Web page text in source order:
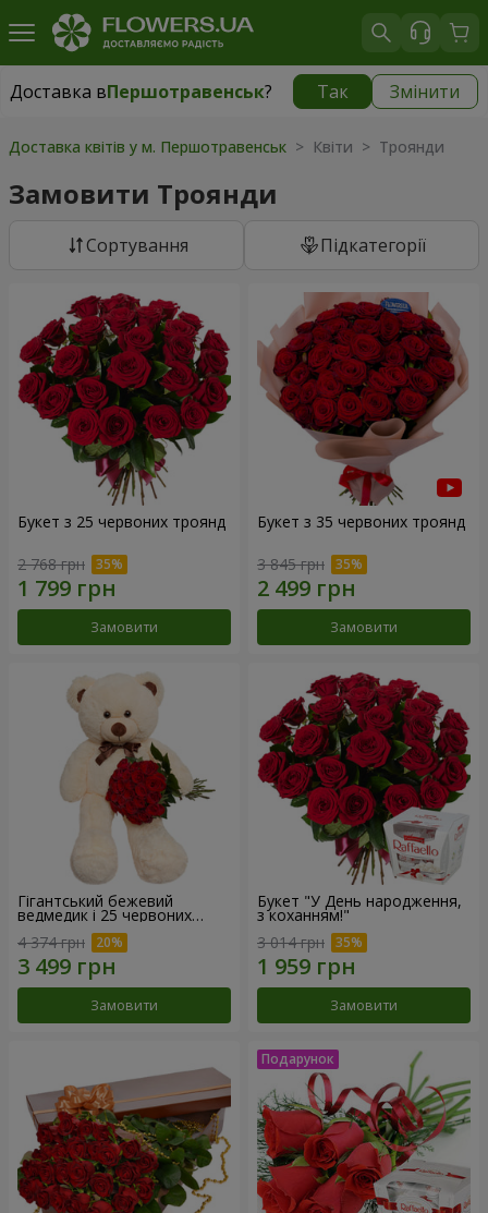
Доставка вПершотравенськ? Так Змінити
Доставка вПершотравенськ|1334 грн
Доставка квітів у м. Першотравенськ > Квіти > Троянди
Замовити Троянди
Сортування Підкатегорії
Букет з 25 червоних троянд
2 768 грн
Замовити
Букет з 35 червоних троянд
3 845 грн
Замовити
Гігантський бежевий
ведмедик і 25 червоних
троянд
4 374 грн
Замовити
Букет "У День народження,
з коханням!"
3 014 грн
Замовити